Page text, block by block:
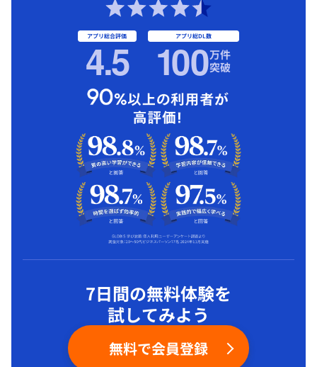
アプリ総合評価
4.5 アプリ総DL数
100万件
突破
7日間の無料体験を
試してみよう
無料で会員登録